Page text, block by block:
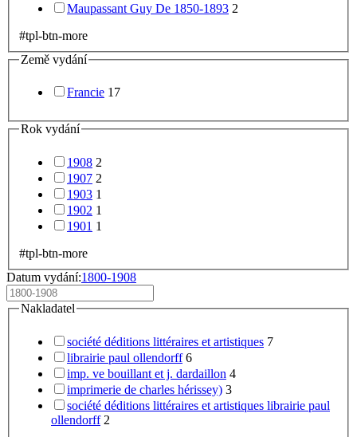
Maupassant Guy De 1850-1893 2
#tpl-btn-more
Země vydání
Francie 17
Rok vydání
1908 2
1907 2
1903 1
1902 1
1901 1
#tpl-btn-more
Datum vydání:1800-1908
Nakladatel
société déditions littéraires et artistiques 7
librairie paul ollendorff 6
imp. ve bouillant et j. dardaillon 4
imprimerie de charles hérissey) 3
société déditions littéraires et artistiques librairie paul
ollendorff 2